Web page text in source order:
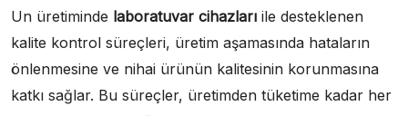
Un üretiminde laboratuvar cihazları ile desteklenen
kalite kontrol süreçleri, üretim aşamasında hataların
önlenmesine ve nihai ürünün kalitesinin korunmasına
katkı sağlar. Bu süreçler, üretimden tüketime kadar her